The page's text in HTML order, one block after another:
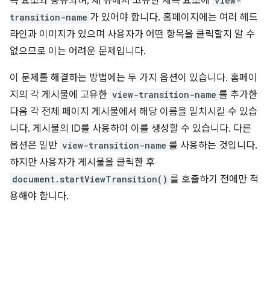
transition-name 가 있어야 합니다. 홈페이지에는 여러 헤드
라인과 이미지가 있으며 사용자가 어떤 항목을 클릭할지 알 수
없으므로 이는 어려운 문제입니다.
이 문제를 해결하는 방법에는 두 가지 옵션이 있습니다. 홈페이
지의 각 게시물에 고유한 view-transition-name 를 추가한
다음 각 전체 페이지 게시물에서 해당 이름을 일치시킬 수 있습
니다. 게시물의 ID를 사용하여 이를 생성할 수 있습니다. 다른
옵션은 일반 view-transition-name 를 사용하는 것입니다.
하지만 사용자가 게시물을 클릭한 후
document.startViewTransition() 를 호출하기 전에만 적
용해야 합니다.